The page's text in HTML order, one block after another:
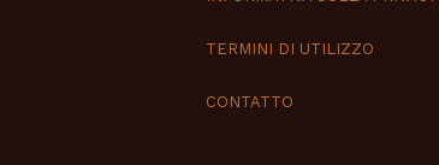
TERMINI DI UTILIZZO
CONTATTO